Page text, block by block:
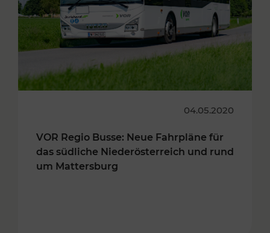
04.05.2020
VOR Regio Busse: Neue Fahrpläne für
das südliche Niederösterreich und rund
um Mattersburg